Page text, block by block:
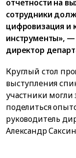
отчетности на
сотрудники
цифровизация и
инструменты»,
директор
Круглый стол
выступления
участники могли
поделиться
руководитель
Александр